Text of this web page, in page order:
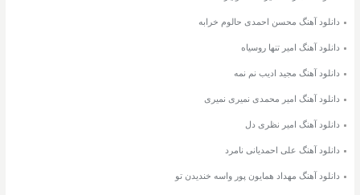
دانلود آهنگ محسن احمدی حالوم خرابه
دانلود آهنگ امیر تنها روسیاه
دانلود آهنگ مجید ادیب نم نمه
دانلود آهنگ امیر محمدی نمیری نمیری
دانلود آهنگ امیر نظری دل
دانلود آهنگ علی احمدیانی نامرد
دانلود آهنگ مهداد همایون پور واسه خندیدن تو